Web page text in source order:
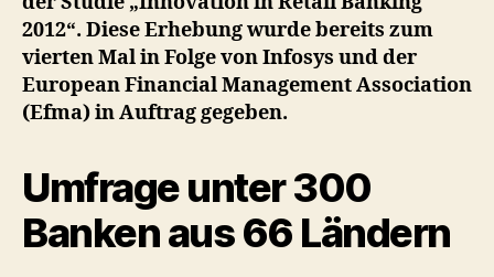
2012“. Diese Erhebung wurde bereits zum
vierten Mal in Folge von Infosys und der
European Financial Management Association
(Efma) in Auftrag gegeben.
Umfrage unter 300
Banken aus 66 Ländern